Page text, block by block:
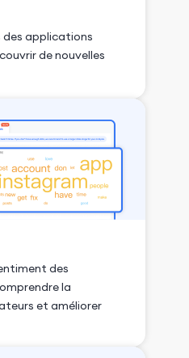
applications
de nouvelles
des
la
et améliorer